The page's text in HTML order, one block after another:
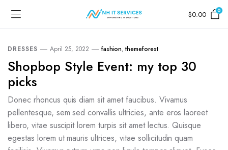
$0.00 0
DRESSES April 25, 2022 fashion, themeforest
Shopbop Style Event: my top 30
picks
Donec rhoncus quis diam sit amet faucibus. Vivamus
pellentesque, sem sed convallis ultricies, ante eros laoreet
libero, vitae suscipit lorem turpis sit amet lectus. Quisque
egestas lorem ut mauris ultrices, vitae sollicitudin quam